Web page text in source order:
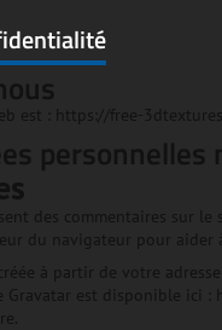
est : https://free-
des commentaires sur
du navigateur pour aider
à partir de votre
Gravatar est disponible